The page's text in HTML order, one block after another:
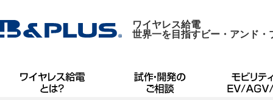
ワイヤレス給電
世界一を目指すビー・アンド・